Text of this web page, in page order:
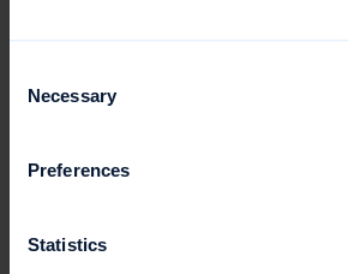
Selection
Necessary
Preferences
Statistics
Steuerung von Projekten können
werden. Die Anwendung von
Instrumenten unterstützt dabei, die
effektiv und effizient zu gestalten
sicherzustellen.